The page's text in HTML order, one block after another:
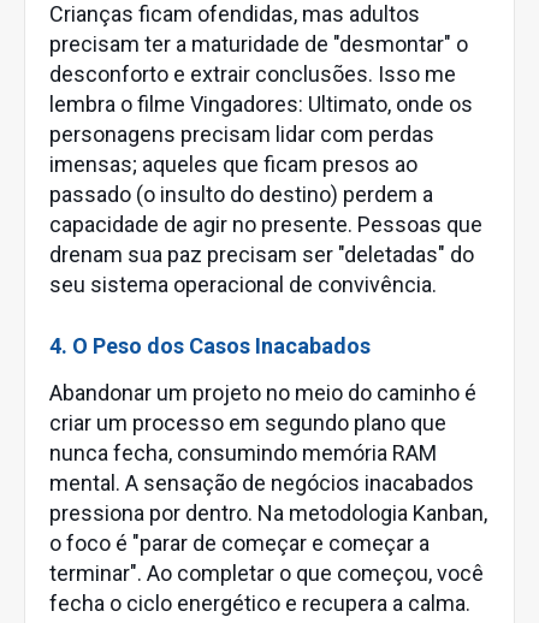
Crianças ficam ofendidas, mas adultos
precisam ter a maturidade de "desmontar" o
desconforto e extrair conclusões. Isso me
lembra o filme Vingadores: Ultimato, onde os
personagens precisam lidar com perdas
imensas; aqueles que ficam presos ao
passado (o insulto do destino) perdem a
capacidade de agir no presente. Pessoas que
drenam sua paz precisam ser "deletadas" do
seu sistema operacional de convivência.
4. O Peso dos Casos Inacabados
Abandonar um projeto no meio do caminho é
criar um processo em segundo plano que
nunca fecha, consumindo memória RAM
mental. A sensação de negócios inacabados
pressiona por dentro. Na metodologia Kanban,
o foco é "parar de começar e começar a
terminar". Ao completar o que começou, você
fecha o ciclo energético e recupera a calma.